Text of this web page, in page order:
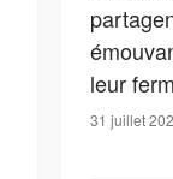
leur
des
31 juillet